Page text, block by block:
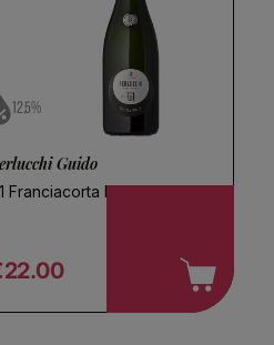
12.5%
Guido
Franciacorta Extra Brut